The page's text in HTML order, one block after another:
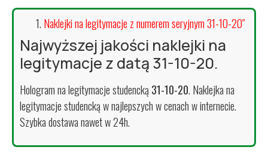
Naklejki na legitymacje z numerem seryjnym 31-10-20″
Najwyższej jakości naklejki na
legitymacje z datą 31-10-20.
Hologram na legitymacje studencką 31-10-20. Naklejka na
legitymacje studencką w najlepszych w cenach w internecie.
Szybka dostawa nawet w 24h.